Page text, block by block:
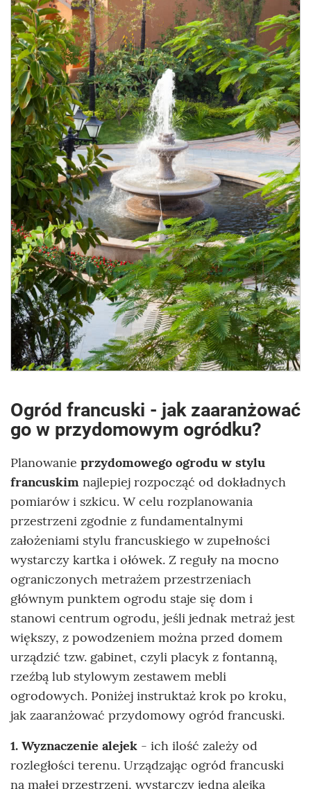
Ogród francuski - jak zaaranżować
go w przydomowym ogródku?
Planowanie przydomowego ogrodu w stylu
francuskim najlepiej rozpocząć od dokładnych
pomiarów i szkicu. W celu rozplanowania
przestrzeni zgodnie z fundamentalnymi
założeniami stylu francuskiego w zupełności
wystarczy kartka i ołówek. Z reguły na mocno
ograniczonych metrażem przestrzeniach
głównym punktem ogrodu staje się dom i
stanowi centrum ogrodu, jeśli jednak metraż jest
większy, z powodzeniem można przed domem
urządzić tzw. gabinet, czyli placyk z fontanną,
rzeźbą lub stylowym zestawem mebli
ogrodowych. Poniżej instruktaż krok po kroku,
jak zaaranżować przydomowy ogród francuski.
1. Wyznaczenie alejek - ich ilość zależy od
rozległości terenu. Urządzając ogród francuski
na małej przestrzeni, wystarczy jedna alejka